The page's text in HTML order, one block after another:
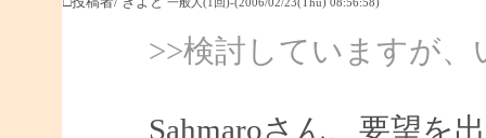
>>検討していますが
Sahmaroさん、要望を